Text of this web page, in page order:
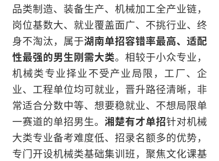
品类制造、装备生产、机械加工全产业链，
岗位基数大、就业覆盖面广、不挑行业、终
身不淘汰，属于湖南单招容错率最高、适配
性最强的男生刚需大类。相较于小众专业，
机械类专业择业不受产业局限，工厂、企
业、工程单位均可就业，晋升路径清晰，非
常适合分数中等、想要稳就业、不想局限单
一赛道的单招男生。 湘楚有才单招针对机械
大类专业备考难度低、招录名额多的优势，
专门开设机械类基础集训班，聚焦文化课基